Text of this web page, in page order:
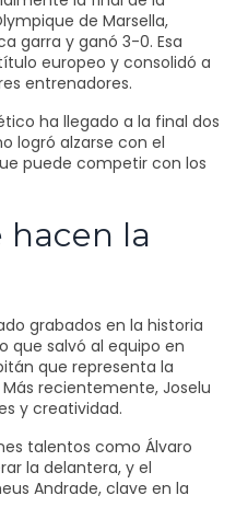
de Marsella,
garra y ganó 3-0. Esa
europeo y consolidó a
entrenadores.
ha llegado a la final dos
logró alzarse con el
puede competir con los
hacen la
grabados en la historia
que salvó al equipo en
que representa la
recientemente, Joselu
y creatividad.
talentos como Álvaro
la delantera, y el
Andrade, clave en la